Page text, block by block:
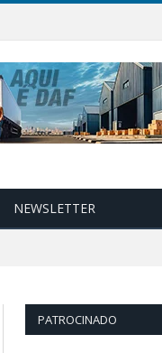
NEWSLETTER
PATROCINADO